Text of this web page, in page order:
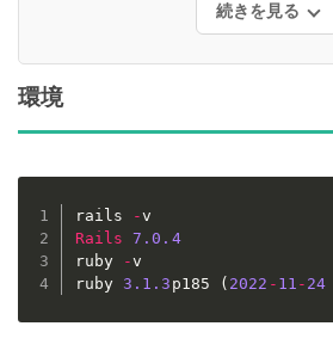
続きを見る
環境
rails -
Rails
7.0 .4
ruby
-v
ruby 3.1 .3 p185 ( 2022 - 11 - 24